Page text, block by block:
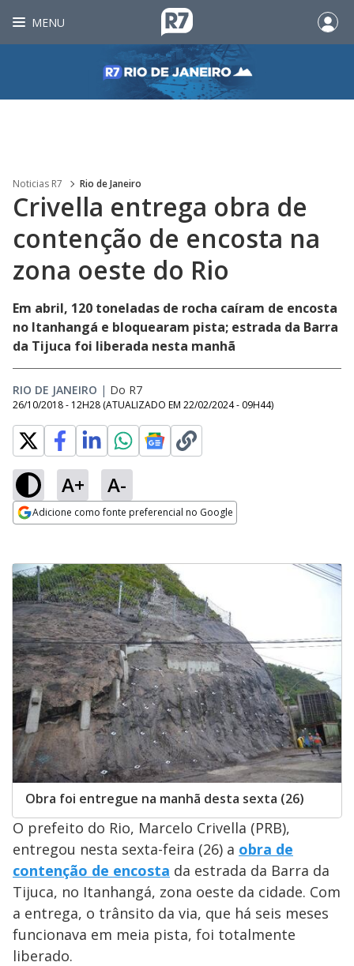
MENU
Noticias R7 Rio de Janeiro
Crivella entrega obra de
contenção de encosta na
zona oeste do Rio
Em abril, 120 toneladas de rocha caíram de encosta
no Itanhangá e bloquearam pista; estrada da Barra
da Tijuca foi liberada nesta manhã
RIO DE JANEIRO | Do R7
26/10/2018 - 12H28 (ATUALIZADO EM 22/02/2024 - 09H44)
A+ A-
Adicione como fonte preferencial no Google
Obra foi entregue na manhã desta sexta (26)
O prefeito do Rio, Marcelo Crivella (PRB),
entregou nesta sexta-feira (26) a obra de
contenção de encosta da estrada da Barra da
Tijuca, no Itanhangá, zona oeste da cidade. Com
a entrega, o trânsito da via, que há seis meses
funcionava em meia pista, foi totalmente
liberado.